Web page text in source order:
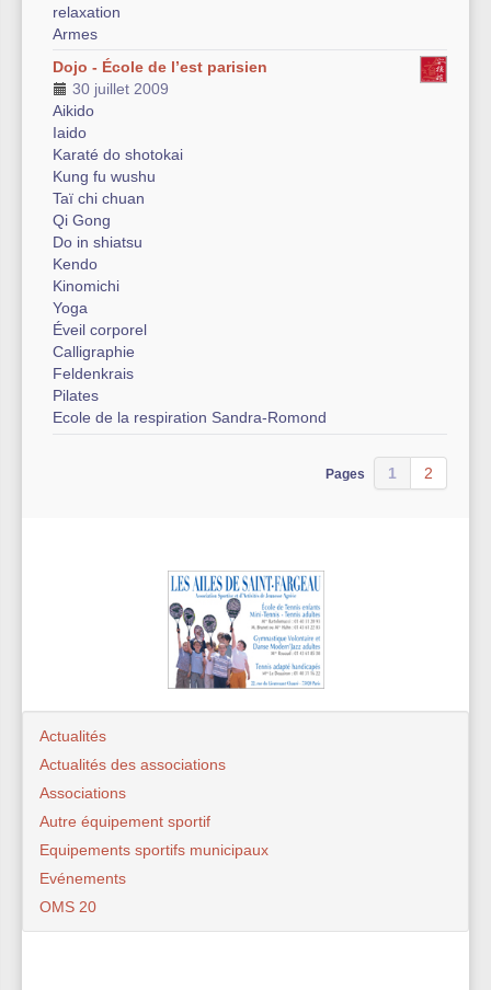
relaxation
Armes
Dojo - École de l’est parisien
30 juillet 2009
Aikido
Iaido
Karaté do shotokai
Kung fu wushu
Taï chi chuan
Qi Gong
Do in shiatsu
Kendo
Kinomichi
Yoga
Éveil corporel
Calligraphie
Feldenkrais
Pilates
Ecole de la respiration Sandra-Romond
Pages 1 2
Actualités
Actualités des associations
Associations
Autre équipement sportif
Equipements sportifs municipaux
Evénements
OMS 20